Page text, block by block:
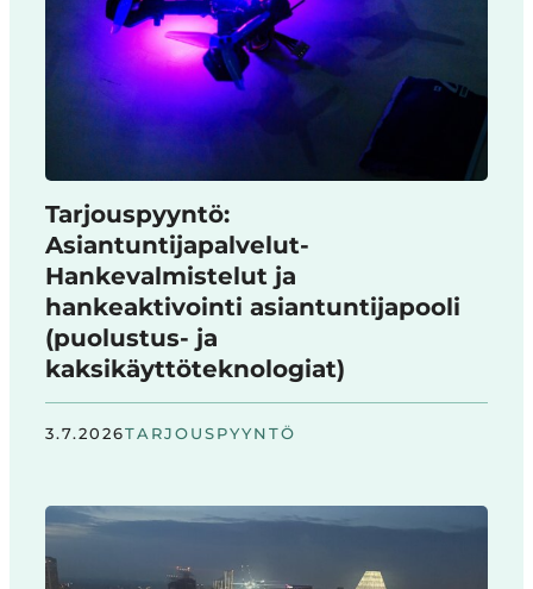
Tarjouspyyntö:
Asiantuntijapalvelut-
Hankevalmistelut ja
hankeaktivointi asiantuntijapooli
(puolustus- ja
kaksikäyttöteknologiat)
3.7.2026TARJOUSPYYNTÖ